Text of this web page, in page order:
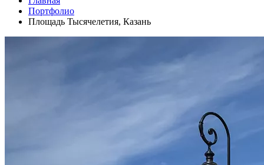
Портфолио
Площадь Тысячелетия, Казань